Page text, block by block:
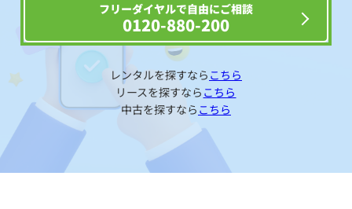
フリーダイヤルで自由にご相談
0120-880-200
レンタルを探すなら こちら
リースを探すなら こちら
中古を探すなら こちら